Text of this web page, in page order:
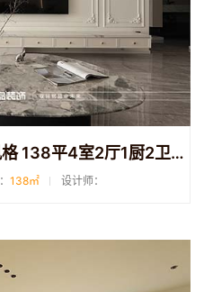
杭州明乐府装修 轻法式风格 138平4室2厅1厨2卫装修
138㎡ 设计师：